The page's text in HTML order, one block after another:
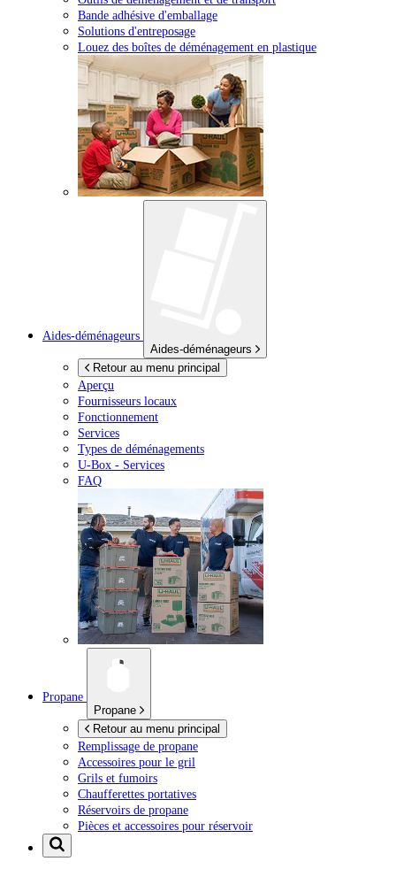
Bande adhésive d'emballage
Solutions d'entreposage
Louez des boîtes de déménagement en plastique
Aides-déménageurs
Aides-déménageurs
Retour au menu principal
Aperçu
Fournisseurs locaux
Fonctionnement
Services
Types de déménagements
U-Box - Services
FAQ
Propane
Propane
Retour au menu principal
Remplissage de propane
Accessoires pour le gril
Grils et fumoirs
Chaufferettes portatives
Réservoirs de propane
Pièces et accessoires pour réservoir